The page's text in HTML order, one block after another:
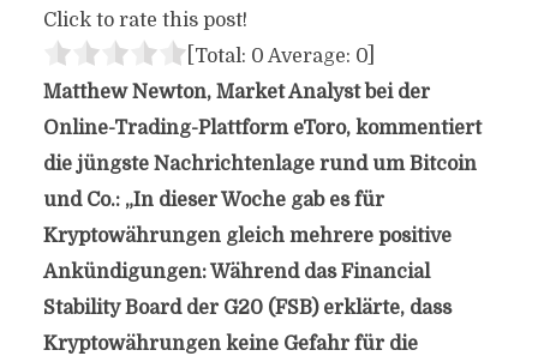
Click to rate this post!
[Total: 0 Average: 0]
Matthew Newton, Market Analyst bei der
Online-Trading-Plattform eToro, kommentiert
die jüngste Nachrichtenlage rund um Bitcoin
und Co.: „In dieser Woche gab es für
Kryptowährungen gleich mehrere positive
Ankündigungen: Während das Financial
Stability Board der G20 (FSB) erklärte, dass
Kryptowährungen keine Gefahr für die